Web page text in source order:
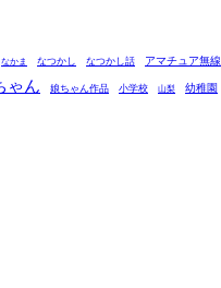
なかま なつかし なつかし話 アマチュア無線
ゃん 娘ちゃん作品 小学校 山梨 幼稚園